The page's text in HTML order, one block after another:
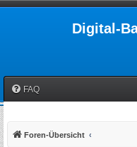
Digital-
FAQ
Foren-Übersicht